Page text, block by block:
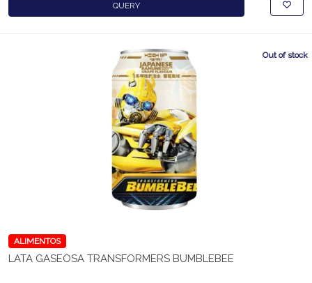
QUERY
Out of stock
ALIMENTOS
LATA GASEOSA TRANSFORMERS BUMBLEBEE